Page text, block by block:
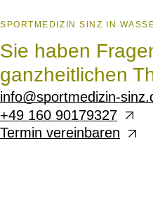
SPORTMEDIZIN SINZ IN
Sie haben
ganzheitlichen
info@sportmedizin-
+49 160 90179327
Termin vereinbaren